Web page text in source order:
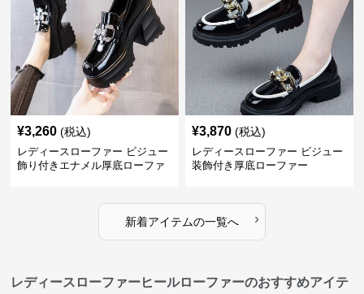
¥3,260 (税込)
レディースローファー ビジュー
飾り付きエナメル厚底ローファ
¥3,870 (税込)
レディースローファー ビジュー
装飾付き厚底ローファー
新着アイテムの一覧へ ›
レディースローファーヒールローファーのおすすめアイテ